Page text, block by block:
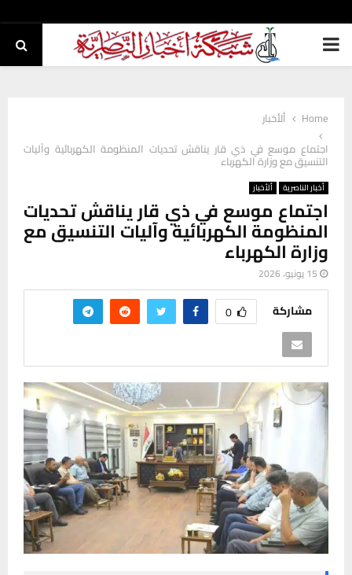
PRIMARY
Home
ألأخبار
اجتماع موسع في ذي قار يناقش تحديات المنظومة الكهربائية وآليات
التنسيق مع وزارة الكهرباء
أخبار الناصرية ألأخبار
اجتماع موسع في ذي قار يناقش تحديات
المنظومة الكهربائية وآليات التنسيق مع
وزارة الكهرباء
15 يونيو، 2026
مشاركة 0